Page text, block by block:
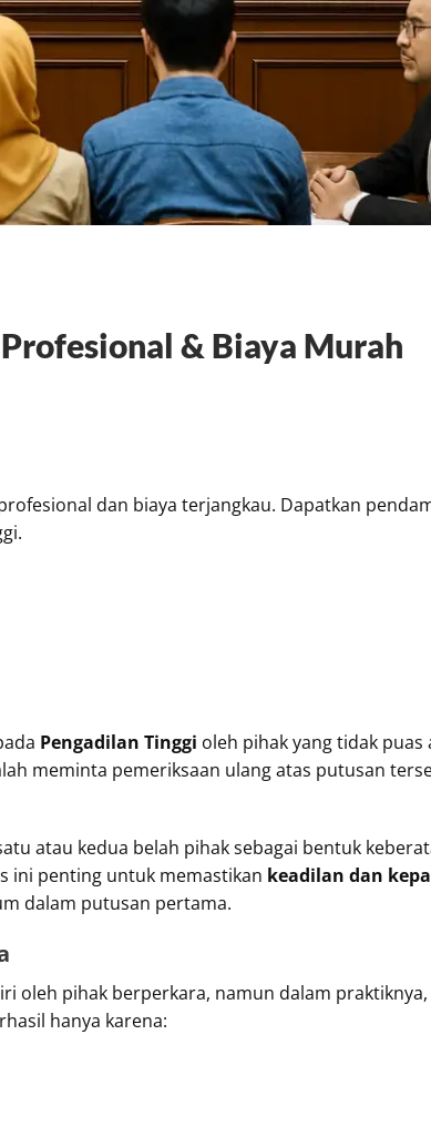
& Biaya Murah
dan biaya terjangkau. Dapatkan
Pengadilan Tinggi oleh pihak yang tidak puas
meminta pemeriksaan ulang atas putusan
atau kedua belah pihak sebagai bentuk
ini penting untuk memastikan keadilan dan
dalam putusan pertama.
oleh pihak berperkara, namun dalam praktiknya,
hanya karena: